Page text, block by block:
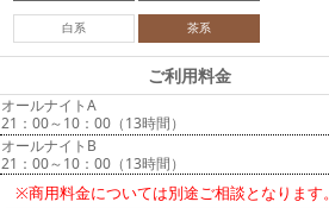
白系 茶系
ご利用料金
オールナイトA
21：00～10：00（13時間）
オールナイトB
21：00～10：00（13時間）
※商用料金については別途ご相談となります。